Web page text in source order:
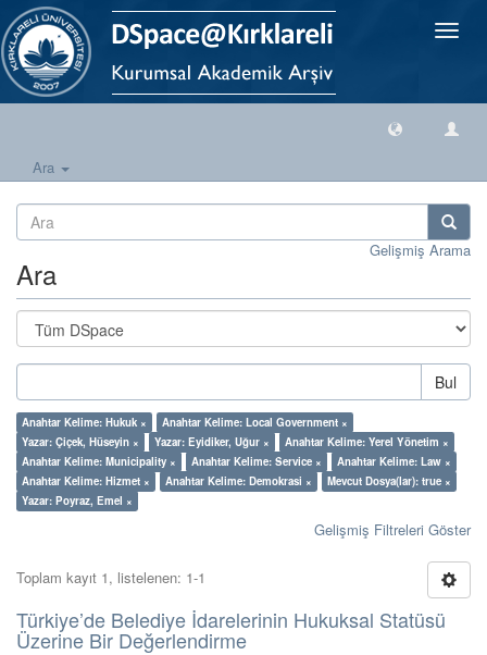
Geçiş
Ara
Gelişmiş Arama
Ara
Bul
Anahtar Kelime: Hukuk ×
Anahtar Kelime: Local Government ×
Yazar: Çiçek, Hüseyin ×
Yazar: Eyidiker, Uğur ×
Anahtar Kelime: Yerel Yönetim ×
Anahtar Kelime: Municipality ×
Anahtar Kelime: Service ×
Anahtar Kelime: Law ×
Anahtar Kelime: Hizmet ×
Anahtar Kelime: Demokrasi ×
Mevcut Dosya(lar): true ×
Yazar: Poyraz, Emel ×
Gelişmiş Filtreleri Göster
Toplam kayıt 1, listelenen: 1-1
Türkiye’de Belediye İdarelerinin Hukuksal Statüsü
Üzerine Bir Değerlendirme